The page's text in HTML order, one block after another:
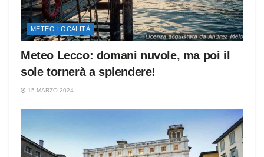
METEO LOCALITÀ
Meteo Lecco: domani nuvole, ma poi il
sole tornerà a splendere!
15 MARZO 2024